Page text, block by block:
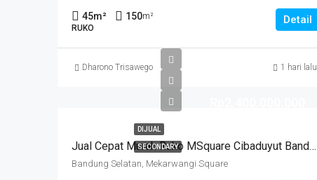
45m² 150m²
RUKO
Detail
Dharono Trisawego 1 hari lalu
DIJUAL
SECONDARY Jual Cepat Murah Ruko MSquare Cibaduyut Bandung
Bandung Selatan, Mekarwangi Square